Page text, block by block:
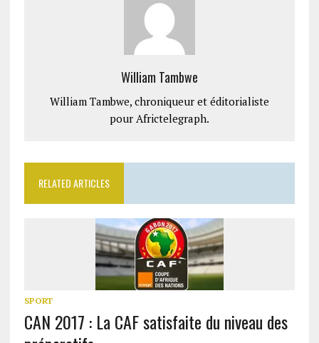
William Tambwe
William Tambwe, chroniqueur et éditorialiste
pour Africtelegraph.
RELATED ARTICLES
SPORT
CAN 2017 : La CAF satisfaite du niveau des